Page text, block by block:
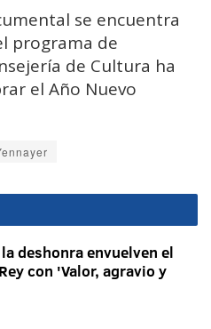
se encuentra
programa de
de Cultura ha
el Año Nuevo
deshonra envuelven el
con 'Valor, agravio y